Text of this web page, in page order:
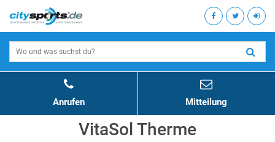
Anrufen Mitteilung
VitaSol Therme